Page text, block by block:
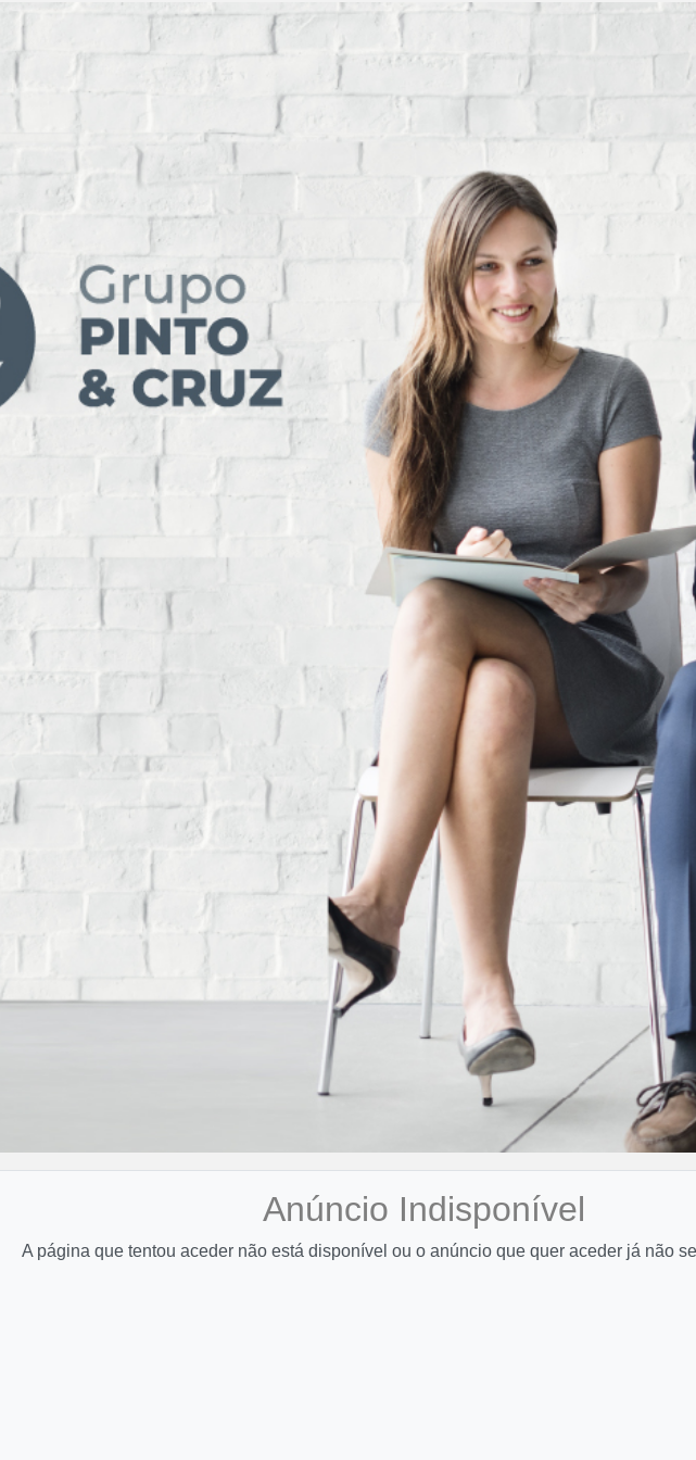
Anúncio Indisponível
A página que tentou aceder não está disponível ou o anúncio que quer aceder já não